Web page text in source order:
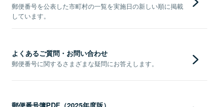
郵便番号を公表した市町村の一覧を実施日の新しい順に掲載
しています。
よくあるご質問・お問い合わせ
郵便番号に関するさまざまな疑問にお答えします。